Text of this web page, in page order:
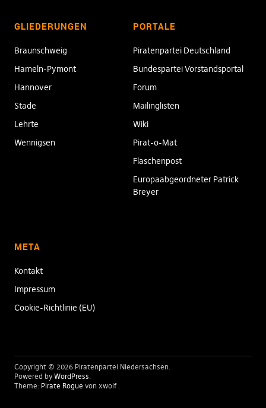
GLIEDERUNGEN
Braunschweig
Hameln-Pymont
Hannover
Stade
Lehrte
Wennigsen
PORTALE
Piratenpartei Deutschland
Bundespartei Vorstandsportal
Forum
Mailinglisten
Wiki
Pirat-o-Mat
Flaschenpost
Europaabgeordneter Patrick
Breyer
META
Kontakt
Impressum
Cookie-Richtlinie (EU)
Copyright © 2026 Piratenpartei Niedersachsen
Powered by WordPress
Theme: Pirate Rogue von xwolf